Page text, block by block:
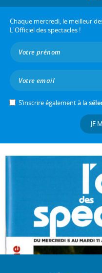
Chaque mercredi, le meilleur
L'Officiel des spectacles !
S’inscrire également à la
JE